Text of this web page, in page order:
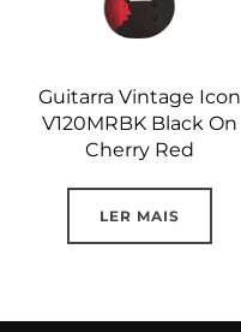
Guitarra Vintage Icon
V120MRBK Black On
Cherry Red
LER MAIS